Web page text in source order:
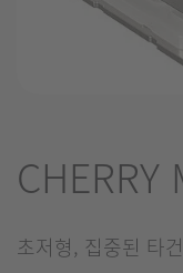
CHERRY
초저형, 집중된 타